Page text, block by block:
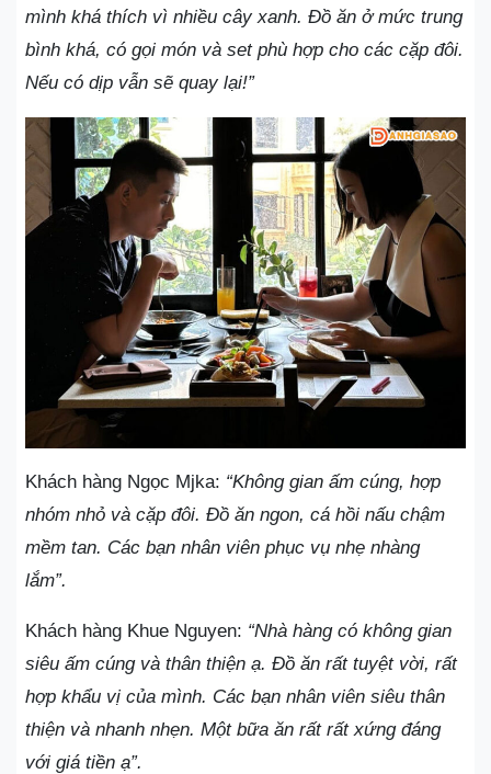
mình khá thích vì nhiều cây xanh. Đồ ăn ở mức trung
bình khá, có gọi món và set phù hợp cho các cặp đôi.
Nếu có dịp vẫn sẽ quay lại!”
Khách hàng Ngọc Mjka: “Không gian ấm cúng, hợp
nhóm nhỏ và cặp đôi. Đồ ăn ngon, cá hồi nấu chậm
mềm tan. Các bạn nhân viên phục vụ nhẹ nhàng
lắm”.
Khách hàng Khue Nguyen: “Nhà hàng có không gian
siêu ấm cúng và thân thiện ạ. Đồ ăn rất tuyệt vời, rất
hợp khẩu vị của mình. Các bạn nhân viên siêu thân
thiện và nhanh nhẹn. Một bữa ăn rất rất xứng đáng
với giá tiền ạ”.